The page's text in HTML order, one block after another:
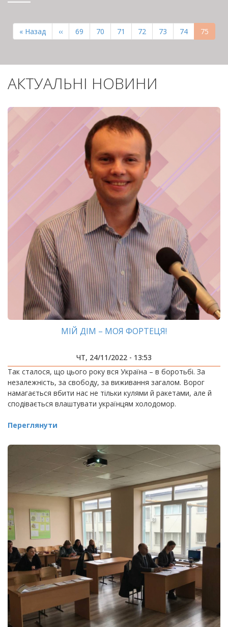
СТОРІНКИ
Перша
сторінка
« Назад
Попередня
сторінка
‹‹ Page
69 Page
70 Page
71 Page
72 Page
73 Page
74 75
АКТУАЛЬНІ НОВИНИ
МІЙ ДІМ – МОЯ ФОРТЕЦЯ!
ЧТ, 24/11/2022 - 13:53
Так сталося, що цього року вся Україна – в боротьбі. За
незалежність, за свободу, за виживання загалом. Ворог
намагається вбити нас не тільки кулями й ракетами, але й
сподівається влаштувати українцям холодомор.
Переглянути